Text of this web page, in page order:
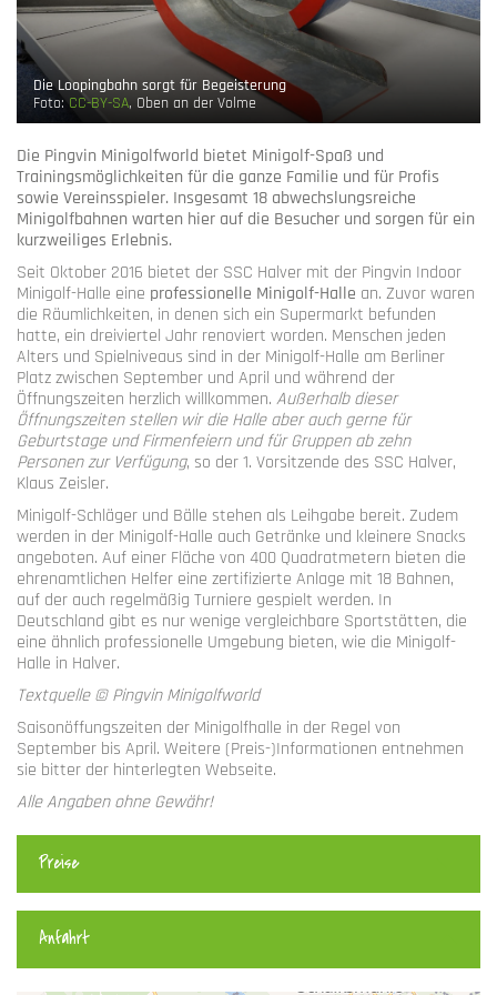
Die Loopingbahn sorgt für Begeisterung
Foto:CC-BY-SA, Oben an der Volme
Die Pingvin Minigolfworld bietet Minigolf-Spaß und
Trainingsmöglichkeiten für die ganze Familie und für Profis
sowie Vereinsspieler. Insgesamt 18 abwechslungsreiche
Minigolfbahnen warten hier auf die Besucher und sorgen für ein
kurzweiliges Erlebnis.
Seit Oktober 2016 bietet der SSC Halver mit der Pingvin Indoor
Minigolf-Halle eine professionelle Minigolf-Halle an. Zuvor waren
die Räumlichkeiten, in denen sich ein Supermarkt befunden
hatte, ein dreiviertel Jahr renoviert worden. Menschen jeden
Alters und Spielniveaus sind in der Minigolf-Halle am Berliner
Platz zwischen September und April und während der
Öffnungszeiten herzlich willkommen. Außerhalb dieser
Öffnungszeiten stellen wir die Halle aber auch gerne für
Geburtstage und Firmenfeiern und für Gruppen ab zehn
Personen zur Verfügung, so der 1. Vorsitzende des SSC Halver,
Klaus Zeisler.
Minigolf-Schläger und Bälle stehen als Leihgabe bereit. Zudem
werden in der Minigolf-Halle auch Getränke und kleinere Snacks
angeboten. Auf einer Fläche von 400 Quadratmetern bieten die
ehrenamtlichen Helfer eine zertifizierte Anlage mit 18 Bahnen,
auf der auch regelmäßig Turniere gespielt werden. In
Deutschland gibt es nur wenige vergleichbare Sportstätten, die
eine ähnlich professionelle Umgebung bieten, wie die Minigolf-
Halle in Halver.
Textquelle © Pingvin Minigolfworld
Saisonöffungszeiten der Minigolfhalle in der Regel von
September bis April. Weitere (Preis-)Informationen entnehmen
sie bitter der hinterlegten Webseite.
Alle Angaben ohne Gewähr!
Preise
Anfahrt